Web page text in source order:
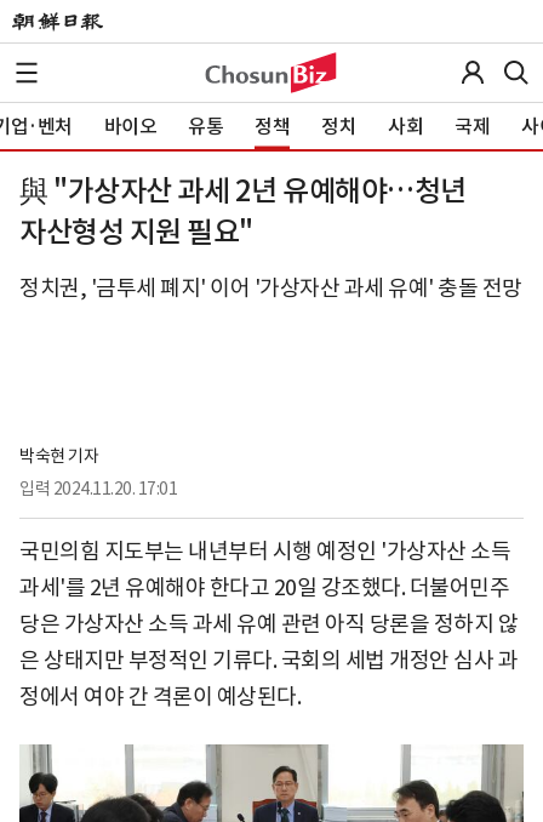
업·벤처 바이오 유통 정책 정치 사회 국제 사
與 "가상자산 과세 2년 유예해야…청년
자산형성 지원 필요"
정치권, '금투세 폐지' 이어 '가상자산 과세 유예' 충돌 전망
박숙현 기자
입력 2024.11.20. 17:01
국민의힘 지도부는 내년부터 시행 예정인 '가상자산 소득
과세'를 2년 유예해야 한다고 20일 강조했다. 더불어민주
당은 가상자산 소득 과세 유예 관련 아직 당론을 정하지 않
은 상태지만 부정적인 기류다. 국회의 세법 개정안 심사 과
정에서 여야 간 격론이 예상된다.